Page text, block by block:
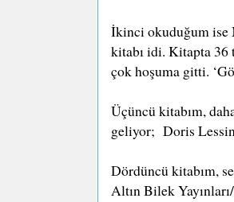
İkinci okuduğum ise
kitabı idi. Kitapta 36
çok hoşuma gitti.
Üçüncü kitabım,
geliyor; Doris
Dördüncü kitabım,
Altın Bilek Yayınları